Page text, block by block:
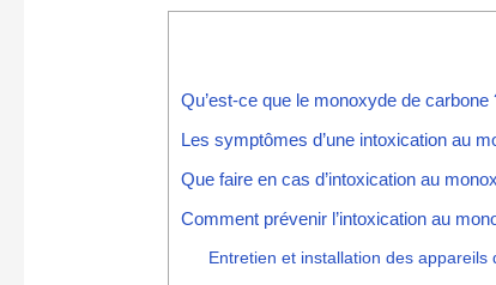
Qu’est-ce que le monoxyde de carbone
Les symptômes d’une intoxication au
Que faire en cas d’intoxication au
Comment prévenir l’intoxication au
Entretien et installation des appareils